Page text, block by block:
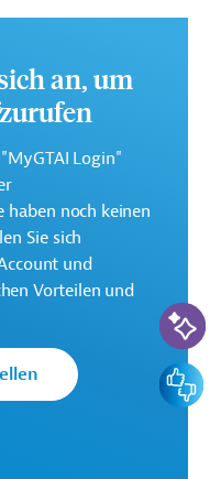
Weltbankgruppe
Download
:
Hinweise zur
an, um
Login"
haben noch keinen
Sie sich
und
Vorteilen und
KI-